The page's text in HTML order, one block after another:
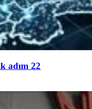
adım 22